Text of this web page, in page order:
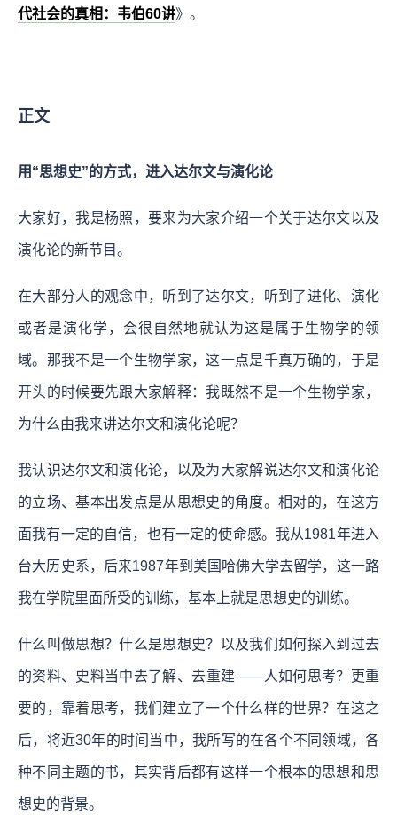
代社会的真相：韦伯60讲》。
正文
用“思想史”的方式，进入达尔文与演化论
大家好，我是杨照，要来为大家介绍一个关于达尔文以及
演化论的新节目。
在大部分人的观念中，听到了达尔文，听到了进化、演化
或者是演化学，会很自然地就认为这是属于生物学的领
域。那我不是一个生物学家，这一点是千真万确的，于是
开头的时候要先跟大家解释：我既然不是一个生物学家，
为什么由我来讲达尔文和演化论呢？
我认识达尔文和演化论，以及为大家解说达尔文和演化论
的立场、基本出发点是从思想史的角度。相对的，在这方
面我有一定的自信，也有一定的使命感。我从1981年进入
台大历史系，后来1987年到美国哈佛大学去留学，这一路
我在学院里面所受的训练，基本上就是思想史的训练。
什么叫做思想？什么是思想史？以及我们如何探入到过去
的资料、史料当中去了解、去重建——人如何思考？更重
要的，靠着思考，我们建立了一个什么样的世界？在这之
后，将近30年的时间当中，我所写的在各个不同领域，各
种不同主题的书，其实背后都有这样一个根本的思想和思
想史的背景。